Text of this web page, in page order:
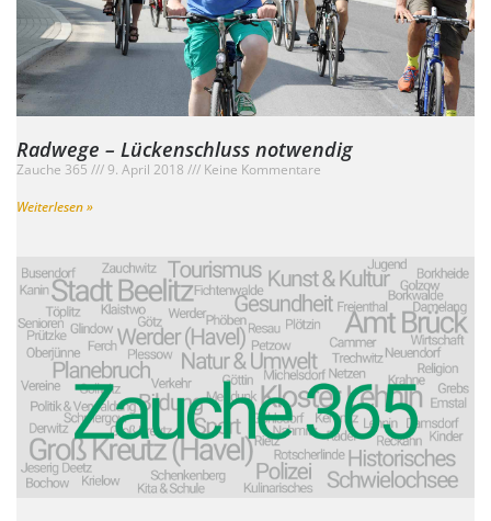
Radwege – Lückenschluss notwendig
Zauche 365 9. April 2018
Keine Kommentare
Weiterlesen »